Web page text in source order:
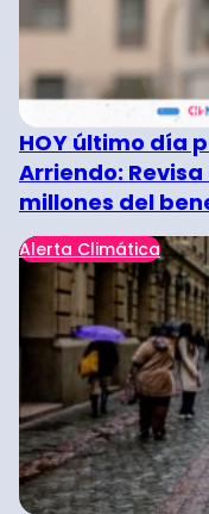
HOY último día
Arriendo:
millones del
Alerta Climática